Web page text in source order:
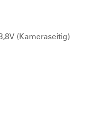
(Kameraseitig)